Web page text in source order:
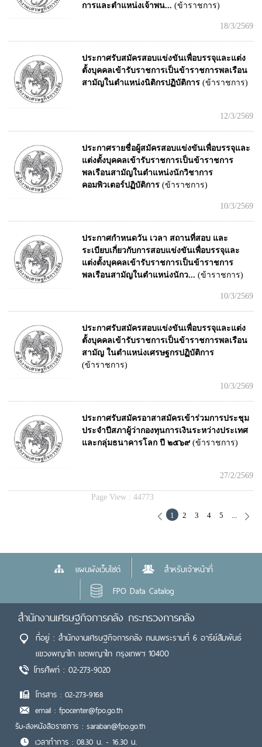
การและตำแหน่งเจ้าพน... (ข้าราชการ)
18/3/2569
ประกาศรับสมัครสอบแข่งขันเพื่อบรรจุและแต่ง
ตั้งบุคคลเข้ารับราชการเป็นข้าราชการพลเรือน
สามัญในตำแหน่งนิติกรปฏิบัติการ(ข้าราชการ)
12/3/2569
ประกาศรายชื่อผู้สมัครสอบแข่งขันเพื่อบรรจุและ
แต่งตั้งบุคคลเข้ารับราชการเป็นข้าราชการ
พลเรือนสามัญในตำแหน่งนักวิชาการ
คอมพิวเตอร์ปฏิบัติการ(ข้าราชการ)
10/3/2569
ประกาศกำหนดวัน เวลา สถานที่สอบ และ
ระเบียบเกี่ยวกับการสอบแข่งขันเพื่อบรรจุและ
แต่งตั้งบุคคลเข้ารับราชการเป็นข้าราชการ
พลเรือนสามัญในตำแหน่งนักว... (ข้าราชการ)
10/3/2569
ประกาศรับสมัครสอบแข่งขันเพื่อบรรจุและแต่ง
ตั้งบุคคลเข้ารับราชการเป็นข้าราชการพลเรือน
สามัญ ในตำแหน่งเศรษฐกรปฏิบัติการ
(ข้าราชการ)
10/3/2569
ประกาศรับสมัครอาสาสมัครเข้าร่วมการประชุม
ประจำปีสภาผู้ว่ากองทุนการเงินระหว่างประเทศ
และกลุ่มธนาคารโลก ปี ๒๕๖๙(ข้าราชการ)
27/2/2569
1 2 3 4 5 ...
Page View : 44773
แผนผังเว็บไซต์
สำหรับเจ้าหน้าที่
FPO Data Catalog
สำนักงานเศรษฐกิจการคลัง กระทรวงการคลัง
ที่อยู่ : สำนักงานเศรษฐกิจการคลัง ถนนพระรามที่ 6 อารีย์สัมพันธ์
แขวงพญาไท เขตพญาไท กรุงเทพฯ 10400
โทรศัพท์ : 02-273-9020
โทรสาร : 02-273-9168
email : fpocenter@fpo.go.th
รับ-ส่งหนังสือราชการ : saraban@fpo.go.th
เวลาทำการ : 08.30 น. - 16.30 น.